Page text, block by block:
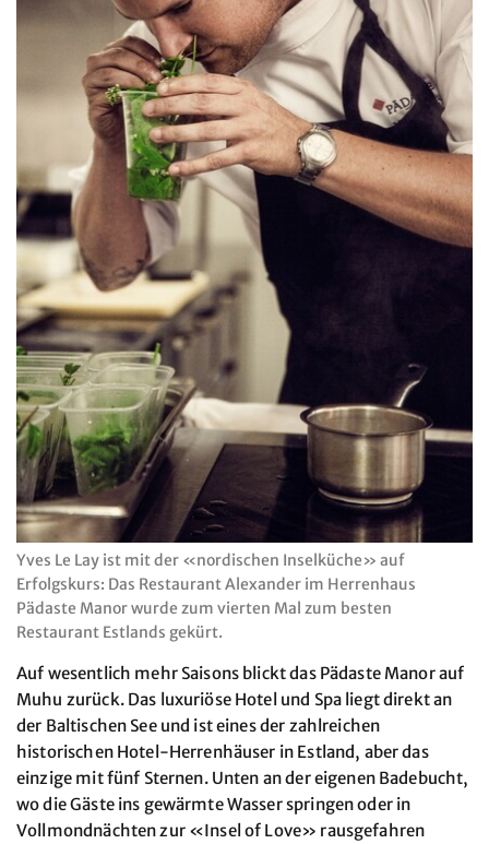
Yves Le Lay ist mit der «nordischen Inselküche» auf
Erfolgskurs: Das Restaurant Alexander im Herrenhaus
Pädaste Manor wurde zum vierten Mal zum besten
Restaurant Estlands gekürt.
Auf wesentlich mehr Saisons blickt das Pädaste Manor auf
Muhu zurück. Das luxuriöse Hotel und Spa liegt direkt an
der Baltischen See und ist eines der zahlreichen
historischen Hotel-Herrenhäuser in Estland, aber das
einzige mit fünf Sternen. Unten an der eigenen Badebucht,
wo die Gäste ins gewärmte Wasser springen oder in
Vollmondnächten zur «Insel of Love» rausgefahren